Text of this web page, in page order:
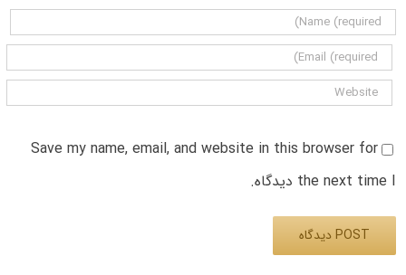
Save my name, email, and website in this browser for
the next time I دیدگاه.